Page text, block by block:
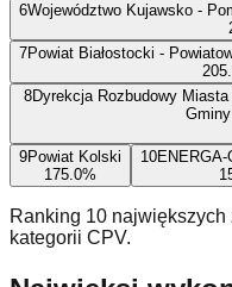
6Województwo Kujawsko -
7Powiat Białostocki -
20
8Dyrekcja Rozbudowy
9Powiat Kolski
175.0%
10
Ranking 10
kategorii CPV.